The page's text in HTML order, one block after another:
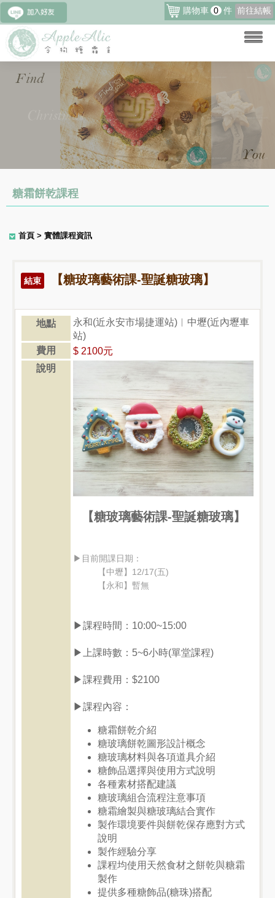
購物車 0 件 前往結帳
糖霜餅乾課程
首頁 > 實體課程資訊
結束 【糖玻璃藝術課-聖誕糖玻璃】
地點
永和(近永安市場捷運站)︱中壢(近內壢車
站)
費用
$ 2100元
說明
【糖玻璃藝術課-聖誕糖玻璃】
▶目前開課日期：
【中壢】12/17(五)
【永和】暫無
▶課程時間：10:00~15:00
▶上課時數：5~6小時(單堂課程)
▶課程費用：$2100
▶課程內容：
糖霜餅乾介紹
糖玻璃餅乾圖形設計概念
糖玻璃材料與各項道具介紹
糖飾品選擇與使用方式說明
各種素材搭配建議
糖玻璃組合流程注意事項
糖霜繪製與糖玻璃結合實作
製作環境要件與餅乾保存應對方式
說明
製作經驗分享
課程均使用天然食材之餅乾與糖霜
製作
提供多種糖飾品(糖珠)搭配